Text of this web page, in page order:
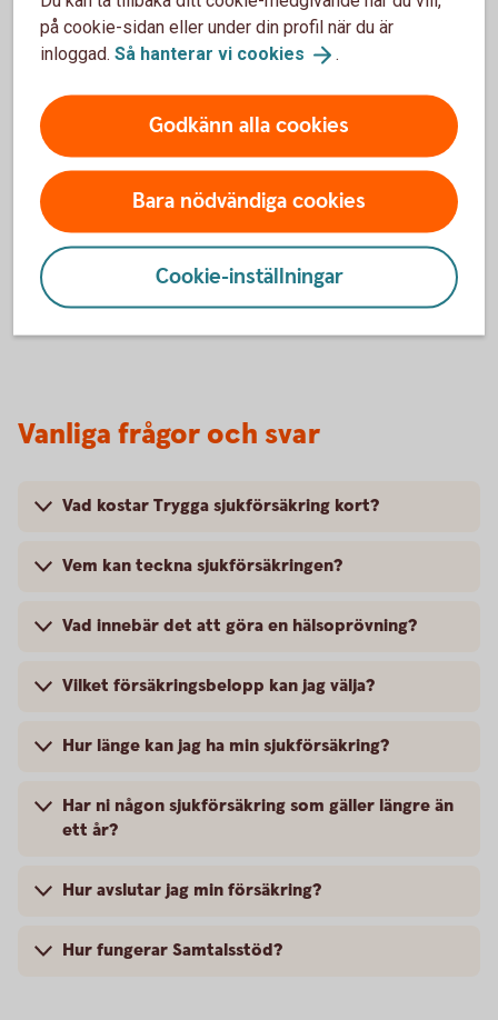
Har olyckan varit framme?
Här kan du göra din anmälan och ansöka om
ersättning.
Skadeanmälan – anmälskada
Vanliga frågor och svar
Vad kostar Trygga sjukförsäkring kort?
Vem kan teckna sjukförsäkringen?
Vad innebär det att göra en hälsoprövning?
Vilket försäkringsbelopp kan jag välja?
Hur länge kan jag ha min sjukförsäkring?
Har ni någon sjukförsäkring som gäller längre än
ett år?
Hur avslutar jag min försäkring?
Hur fungerar Samtalsstöd?
på cookie-sidan eller under din profil när du är
inloggad. Så hanterar vi cookies .
Godkänn alla cookies
Bara nödvändiga cookies
Cookie-inställningar